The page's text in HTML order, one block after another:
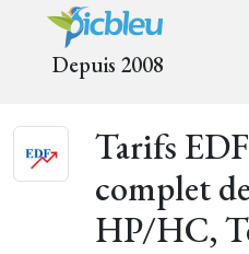
Depuis 2008
Tarifs
complet
HP/HC,